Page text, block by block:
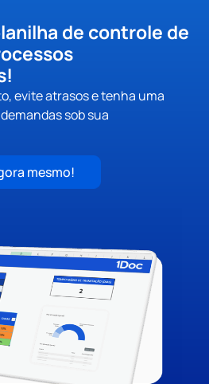
de controle de
evite atrasos e tenha uma
sob sua
mesmo!